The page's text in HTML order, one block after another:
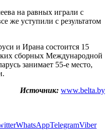
на равных играли с
же уступили с результатом
и Ирана состоится 15
сборных Международной
занимает 55-е место,
Источник: www.belta.by
WhatsAppTelegramViber